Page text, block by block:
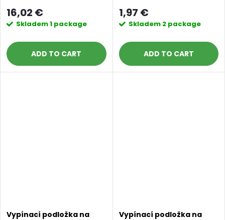
16,02 €
Skladem1 package
ADD TO CART
champagne
1,97 €
Skladem 2 package
ADD TO CART
Vypínací podložka na
Vypínací podložka na